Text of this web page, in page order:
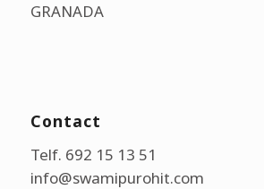
GRANADA
Contact
Telf. 692 15 13 51
info@swamipurohit.com